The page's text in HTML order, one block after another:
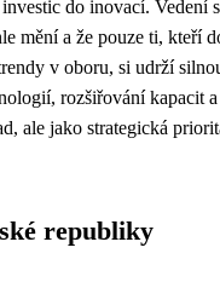
do inovací. Vedení
mění a že pouze ti, kteří
v oboru, si udrží
rozšiřování kapacit
ale jako strategická
republiky